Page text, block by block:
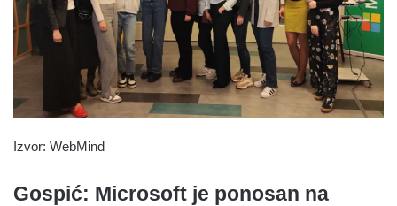
Izvor: WebMind
Gospić: Microsoft je ponosan na